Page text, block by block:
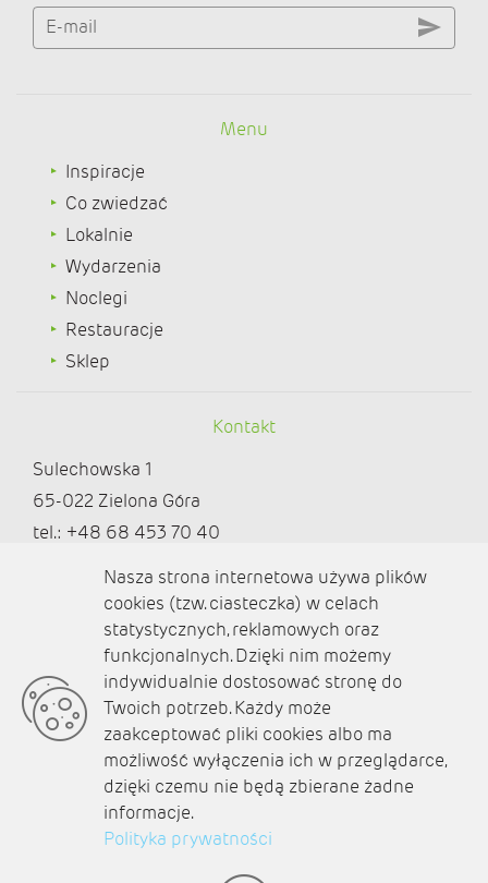
E-mail
Menu
Inspiracje
Co zwiedzać
Lokalnie
Wydarzenia
Noclegi
Restauracje
Sklep
Kontakt
Sulechowska 1
65-022 Zielona Góra
tel.: +48 68 453 70 40
redakcja@ziemialubuska.pl |
marketing@ziemialubuska.pl
Media społecznościowe
O nas
Kontakt
Polityka prywatności
Nasza strona internetowa używa plików
cookies (tzw. ciasteczka) w celach
statystycznych, reklamowych oraz
funkcjonalnych. Dzięki nim możemy
indywidualnie dostosować stronę do
Twoich potrzeb. Każdy może
zaakceptować pliki cookies albo ma
możliwość wyłączenia ich w przeglądarce,
dzięki czemu nie będą zbierane żadne
informacje.
Polityka prywatności